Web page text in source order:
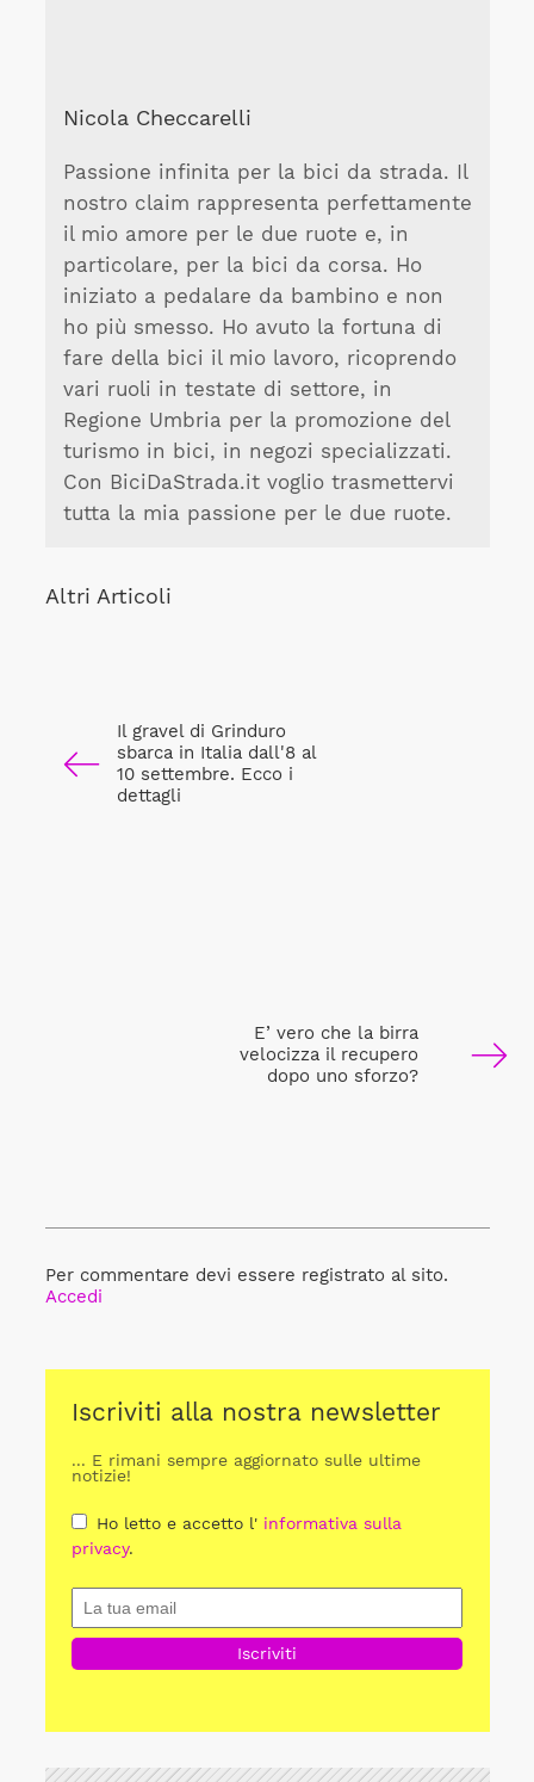
Nicola Checcarelli
Passione infinita per la bici da strada. Il
nostro claim rappresenta perfettamente
il mio amore per le due ruote e, in
particolare, per la bici da corsa. Ho
iniziato a pedalare da bambino e non
ho più smesso. Ho avuto la fortuna di
fare della bici il mio lavoro, ricoprendo
vari ruoli in testate di settore, in
Regione Umbria per la promozione del
turismo in bici, in negozi specializzati.
Con BiciDaStrada.it voglio trasmettervi
tutta la mia passione per le due ruote.
Altri Articoli
Il gravel di Grinduro
sbarca in Italia dall'8 al
10 settembre. Ecco i
dettagli
E’ vero che la birra
velocizza il recupero
dopo uno sforzo?
Per commentare devi essere registrato al sito.
Accedi
Iscriviti alla nostra newsletter
... E rimani sempre aggiornato sulle ultime
notizie!
Ho letto e accetto l' informativa sulla
privacy.